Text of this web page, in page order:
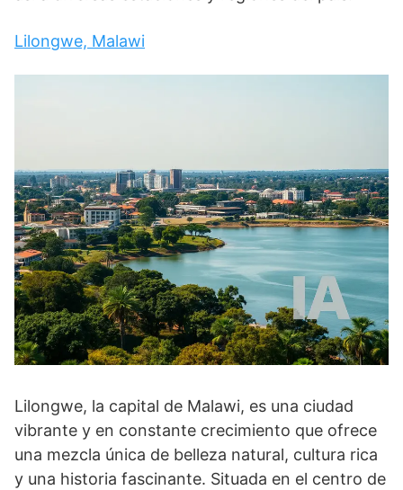
Lilongwe, Malawi
Lilongwe, la capital de Malawi, es una ciudad
vibrante y en constante crecimiento que ofrece
una mezcla única de belleza natural, cultura rica
y una historia fascinante. Situada en el centro de